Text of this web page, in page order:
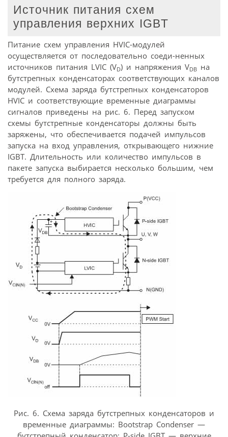
Источник питания схем
управления верхних IGBT
Питание схем управления HVIC-модулей
осуществляется от последовательно соеди-ненных
источников питания LVIC (VD) и напряжения VDB на
бутстрепных конденсаторах соответствующих каналов
модулей. Схема заряда бутстрепных конденсаторов
HVIC и соответствующие временные диаграммы
сигналов приведены на рис. 6. Перед запуском
схемы бутстрепные конденсаторы должны быть
заряжены, что обеспечивается подачей импульсов
запуска на вход управления, открывающего нижние
IGBT. Длительность или количество импульсов в
пакете запуска выбирается несколько большим, чем
требуется для полного заряда.
Рис. 6. Схема заряда бутстрепных конденсаторов и
временные диаграммы: Bootstrap Condenser —